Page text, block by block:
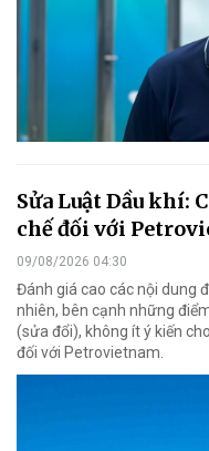
Sửa Luật Dầu khí:
chế đối với
09/08/2026 04:30
Đánh giá cao các nội dung
nhiên, bên cạnh những
(sửa đổi), không ít ý kiến
đối với Petrovietnam.